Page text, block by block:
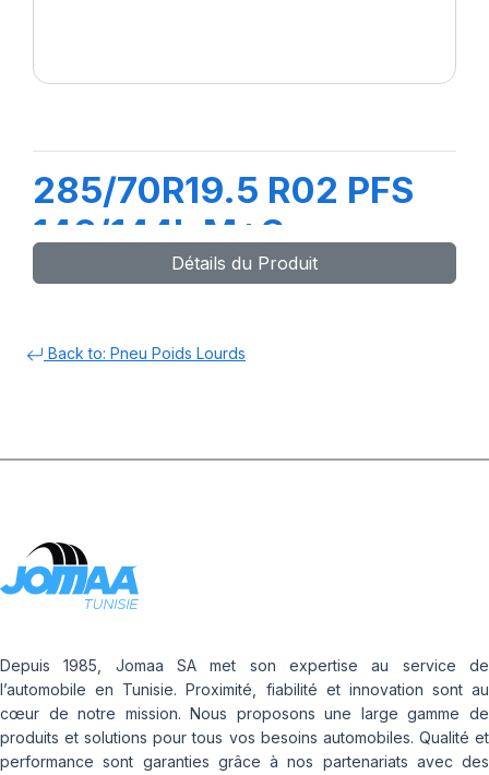
285/70R19.5 R02 PFS
146/144L M+S
Détails du Produit
Back to: Pneu Poids Lourds
Depuis 1985, Jomaa SA met son expertise au service de
l’automobile en Tunisie. Proximité, fiabilité et innovation sont au
cœur de notre mission. Nous proposons une large gamme de
produits et solutions pour tous vos besoins automobiles. Qualité et
performance sont garanties grâce à nos partenariats avec des